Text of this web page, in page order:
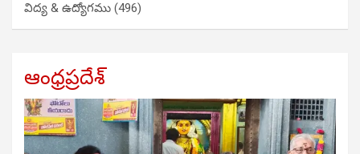
విద్య & ఉద్యోగము (496)
ఆంధ్రప్రదేశ్